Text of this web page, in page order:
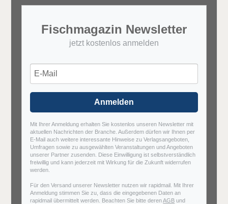
Fischmagazin Newsletter
jetzt kostenlos anmelden
Anmelden
Mit Ihrer Anmeldung erhalten Sie kostenlos unseren Newsletter mit
aktuellen Nachrichten der Branche. Außerdem dürfen wir Ihnen per
E-Mail auch weitere interessante Hinweise zu Verlagsangeboten,
Umfragen sowie zu ausgewählten Veranstaltungen und Angeboten
unserer Partner zusenden. Diese Einwilligung ist selbstverständlich
freiwillig und kann jederzeit mit Wirkung für die Zukunft widerrufen
werden.
Für den Versand unserer Newsletter nutzen wir rapidmail. Mit Ihrer
Anmeldung stimmen Sie zu, dass die eingegebenen Daten an
rapidmail übermittelt werden. Beachten Sie bitte derenAGB und